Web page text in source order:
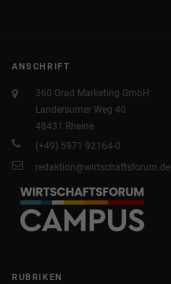
ANSCHRIFT
360 Grad Marketing GmbH
Landersumer Weg 40
48431 Rheine
(+49) 5971 92164-0
redaktion@wirtschaftsforum.de
RUBRIKEN